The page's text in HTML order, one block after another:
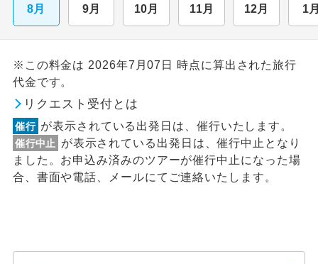
8月 9月 10月 11月 12月 1
※この料金は 2026年7月07日 時点に算出された旅行
代金です。
リクエスト受付とは
催行 が表示されている出発日は、催行いたします。
催行中止
が表示されている出発日は、催行中止となり
ました。お申込み済みのツアーが催行中止になった場
合、書面や電話、メールにてご連絡いたします。